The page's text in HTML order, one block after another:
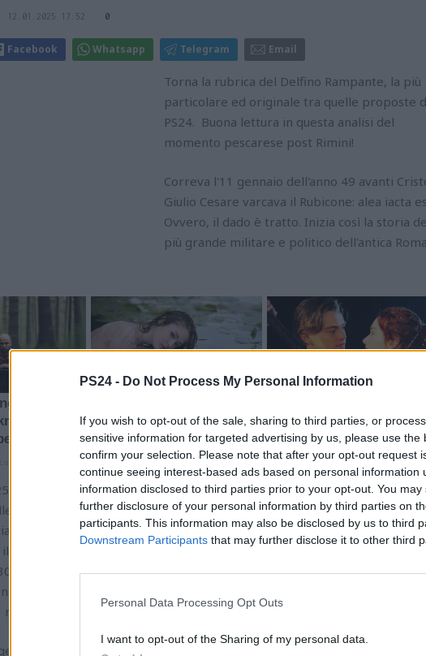
PS24 - Do Not Process My Personal Information
If you wish to opt-out of the sale, sharing to third parties, or
sensitive information for targeted advertising by us, please use the
confirm your selection. Please note that after your opt-out request
continue seeing interest-based ads based on personal information
information disclosed to third parties prior to your opt-out. You
further disclosure of your personal information by third parties on
participants. This information may also be disclosed by us to third
Downstream Participants that may further disclose it to other third
Personal Data Processing Opt Outs
I want to opt-out of the Sharing of my personal data.
12.01.2025 17:52 0
Facebook Whatsapp Telegram Email
Torna la rubrica del Delfino Rampante, la più
particolare ed originale tra quelle proposte
PS24. Buona lettura in questa analisi del
momento pescarese post Rimini!
Correva l'11 gennaio dell'anno 49 avanti
Giulio Cesare varcava il Rubicone: alea iacta
Ovvero, il dado è tratto. Inizia così la storia
più grande militare e politico dell'antica
Se il dado non è tratto, poco ci manca. Per adesso, intanto, si è spento,
parti del medio Adriatico. Anche se non ci sarebbe neanche bisogno di
Celentano per certificare il vortice involutivo nel quale si sta
Pescara. Appuntamento con il successo nuovamente rimandato. Vittoria
novembre. Tre miseri punticini raccolti nelle ultime cinque gare. Due
ultimi 450 minuti, recuperi esclusi. Ultimi gol segnati all'Adriatico
scorso (4-1 al Milan Futuro).
Ternana che inizia a scappare. Torres, in vantaggio negli scontri diretti,